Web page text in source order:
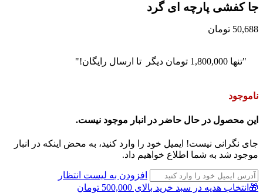
جا کفشی پارچه ای گرد
50,688 تومان
"تنها 1,800,000 تومان دیگر تا ارسال رایگان!"
ناموجود
این محصول در حال حاضر در انبار موجود نیست.
جای نگرانی نیست! ایمیل خود را وارد کنید، به محض اینکه در انبار
موجود شد به شما اطلاع خواهیم داد.
افزودن به لیست انتظار
🎁انتخاب هدیه در سبد خرید بالای 500,000 تومان